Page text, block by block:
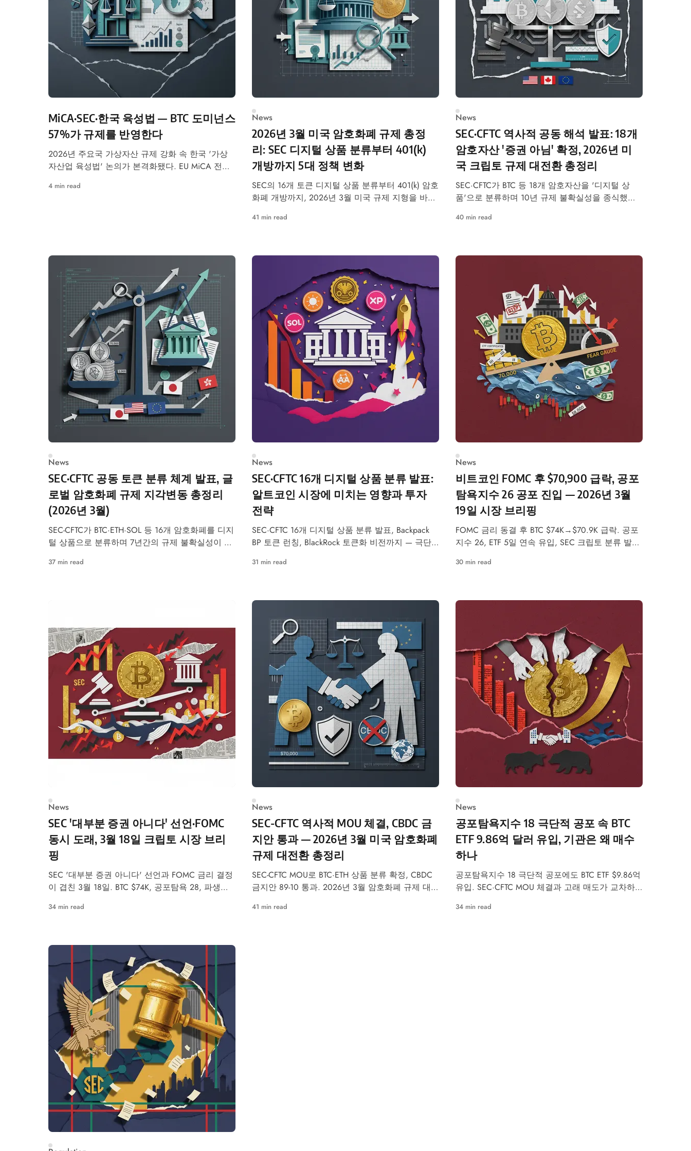
MiCA·SEC·한국 육성법 — BTC 도미넌스
57%가 규제를 반영한다
2026년 주요국 가상자산 규제 강화 속 한국 '가상
자산업 육성법' 논의가 본격화됐다. EU MiCA 전면
글로벌 규제 흐름이 국내 시장에 미칠 영향이 주목
4 min read
News
2026년 3월 미국 암호화폐 규제 총정
리: SEC 디지털 상품 분류부터 401(k)
개방까지 5대 정책 변화
SEC의 16개 토큰 디지털 상품 분류부터 401(k) 암호
화폐 개방까지, 2026년 3월 미국 규제 지형을 바꾼
41 min read
News
SEC·CFTC 역사적 공동 해석 발표: 18개
암호자산 '증권 아님' 확정, 2026년 미
국 크립토 규제 대전환 총정리
SEC·CFTC가 BTC 등 18개 암호자산을 '디지털 상
품'으로 분류하며 10년 규제 불확실성을 종식했다.
40 min read
News
SEC·CFTC 공동 토큰 분류 체계 발표, 글
로벌 암호화폐 규제 지각변동 총정리
(2026년 3월)
SEC-CFTC가 BTC·ETH·SOL 등 16개 암호화폐를 디지
털 상품으로 분류하며 7년간의 규제 불확실성이 종
37 min read
News
SEC·CFTC 16개 디지털 상품 분류 발표:
알트코인 시장에 미치는 영향과 투자
전략
SEC·CFTC 16개 디지털 상품 분류 발표, Backpack
BP 토큰 런칭, BlackRock 토큰화 비전까지 — 극단
31 min read
News
비트코인 FOMC 후 $70,900 급락, 공포
탐욕지수 26 공포 진입 — 2026년 3월
19일 시장 브리핑
FOMC 금리 동결 후 BTC $74K→$70.9K 급락. 공포
지수 26, ETF 5일 연속 유입, SEC 크립토 분류 발표
30 min read
News
SEC '대부분 증권 아니다' 선언·FOMC
동시 도래, 3월 18일 크립토 시장 브리
핑
SEC '대부분 증권 아니다' 선언과 FOMC 금리 결정
이 겹친 3월 18일. BTC $74K, 공포탐욕 28, 파생상
34 min read
News
SEC-CFTC 역사적 MOU 체결, CBDC 금
지안 통과 — 2026년 3월 미국 암호화폐
규제 대전환 총정리
SEC-CFTC MOU로 BTC·ETH 상품 분류 확정, CBDC
금지안 89-10 통과. 2026년 3월 암호화폐 규제 대전
41 min read
News
공포탐욕지수 18 극단적 공포 속 BTC
ETF 9.86억 달러 유입, 기관은 왜 매수
하나
공포탐욕지수 18 극단적 공포에도 BTC ETF $9.86억
유입. SEC·CFTC MOU 체결과 고래 매도가 교차하
34 min read